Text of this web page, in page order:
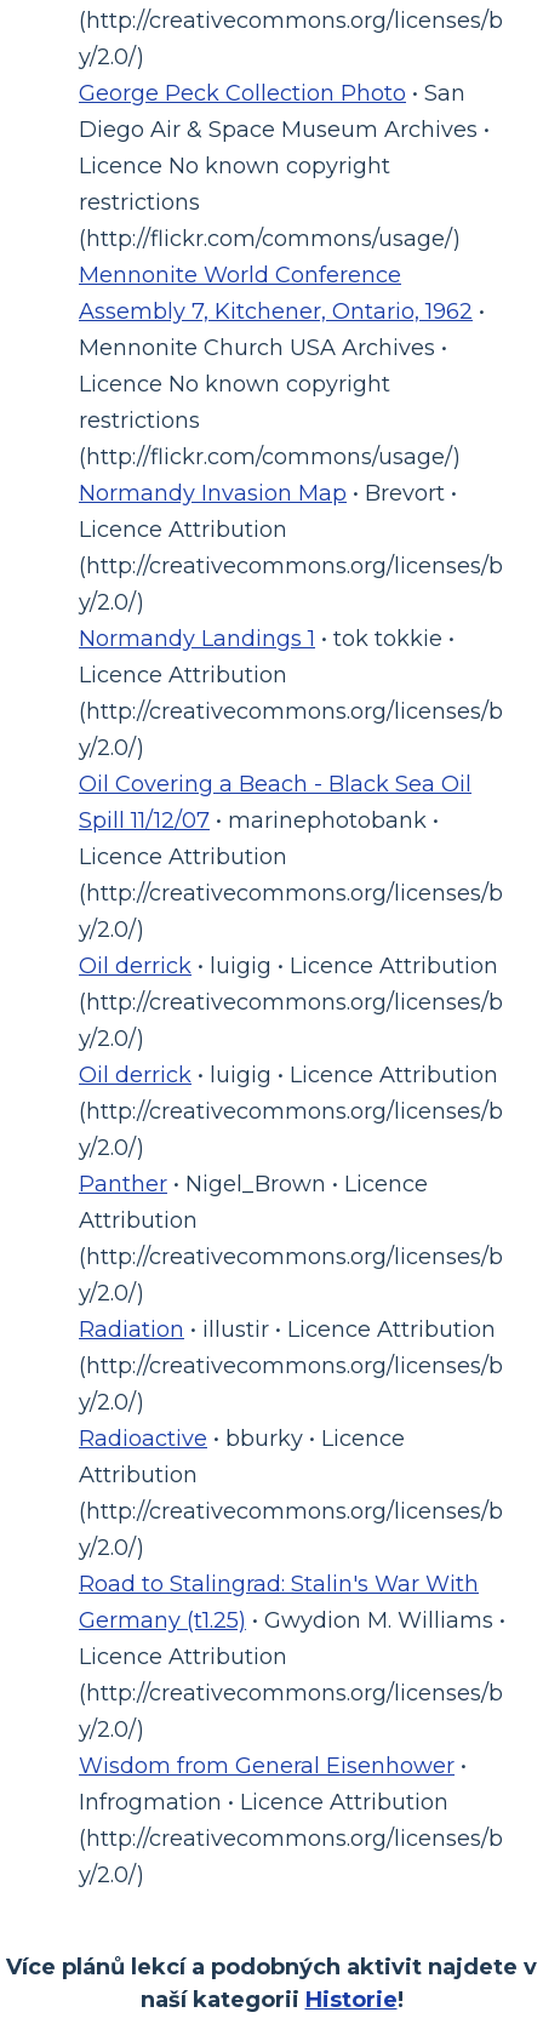
(http://creativecommons.org/licenses/b
y/2.0/)
George Peck Collection Photo • San
Diego Air & Space Museum Archives •
Licence No known copyright
restrictions
(http://flickr.com/commons/usage/)
Mennonite World Conference
Assembly 7, Kitchener, Ontario, 1962 •
Mennonite Church USA Archives •
Licence No known copyright
restrictions
(http://flickr.com/commons/usage/)
Normandy Invasion Map • Brevort •
Licence Attribution
(http://creativecommons.org/licenses/b
y/2.0/)
Normandy Landings 1 • tok tokkie •
Licence Attribution
(http://creativecommons.org/licenses/b
y/2.0/)
Oil Covering a Beach - Black Sea Oil
Spill 11/12/07 • marinephotobank •
Licence Attribution
(http://creativecommons.org/licenses/b
y/2.0/)
Oil derrick • luigig • Licence Attribution
(http://creativecommons.org/licenses/b
y/2.0/)
Oil derrick • luigig • Licence Attribution
(http://creativecommons.org/licenses/b
y/2.0/)
Panther • Nigel_Brown • Licence
Attribution
(http://creativecommons.org/licenses/b
y/2.0/)
Radiation • illustir • Licence Attribution
(http://creativecommons.org/licenses/b
y/2.0/)
Radioactive • bburky • Licence
Attribution
(http://creativecommons.org/licenses/b
y/2.0/)
Road to Stalingrad: Stalin's War With
Germany (t1.25) • Gwydion M. Williams •
Licence Attribution
(http://creativecommons.org/licenses/b
y/2.0/)
Wisdom from General Eisenhower •
Infrogmation • Licence Attribution
(http://creativecommons.org/licenses/b
y/2.0/)
Více plánů lekcí a podobných aktivit najdete v
naší kategorii Historie!